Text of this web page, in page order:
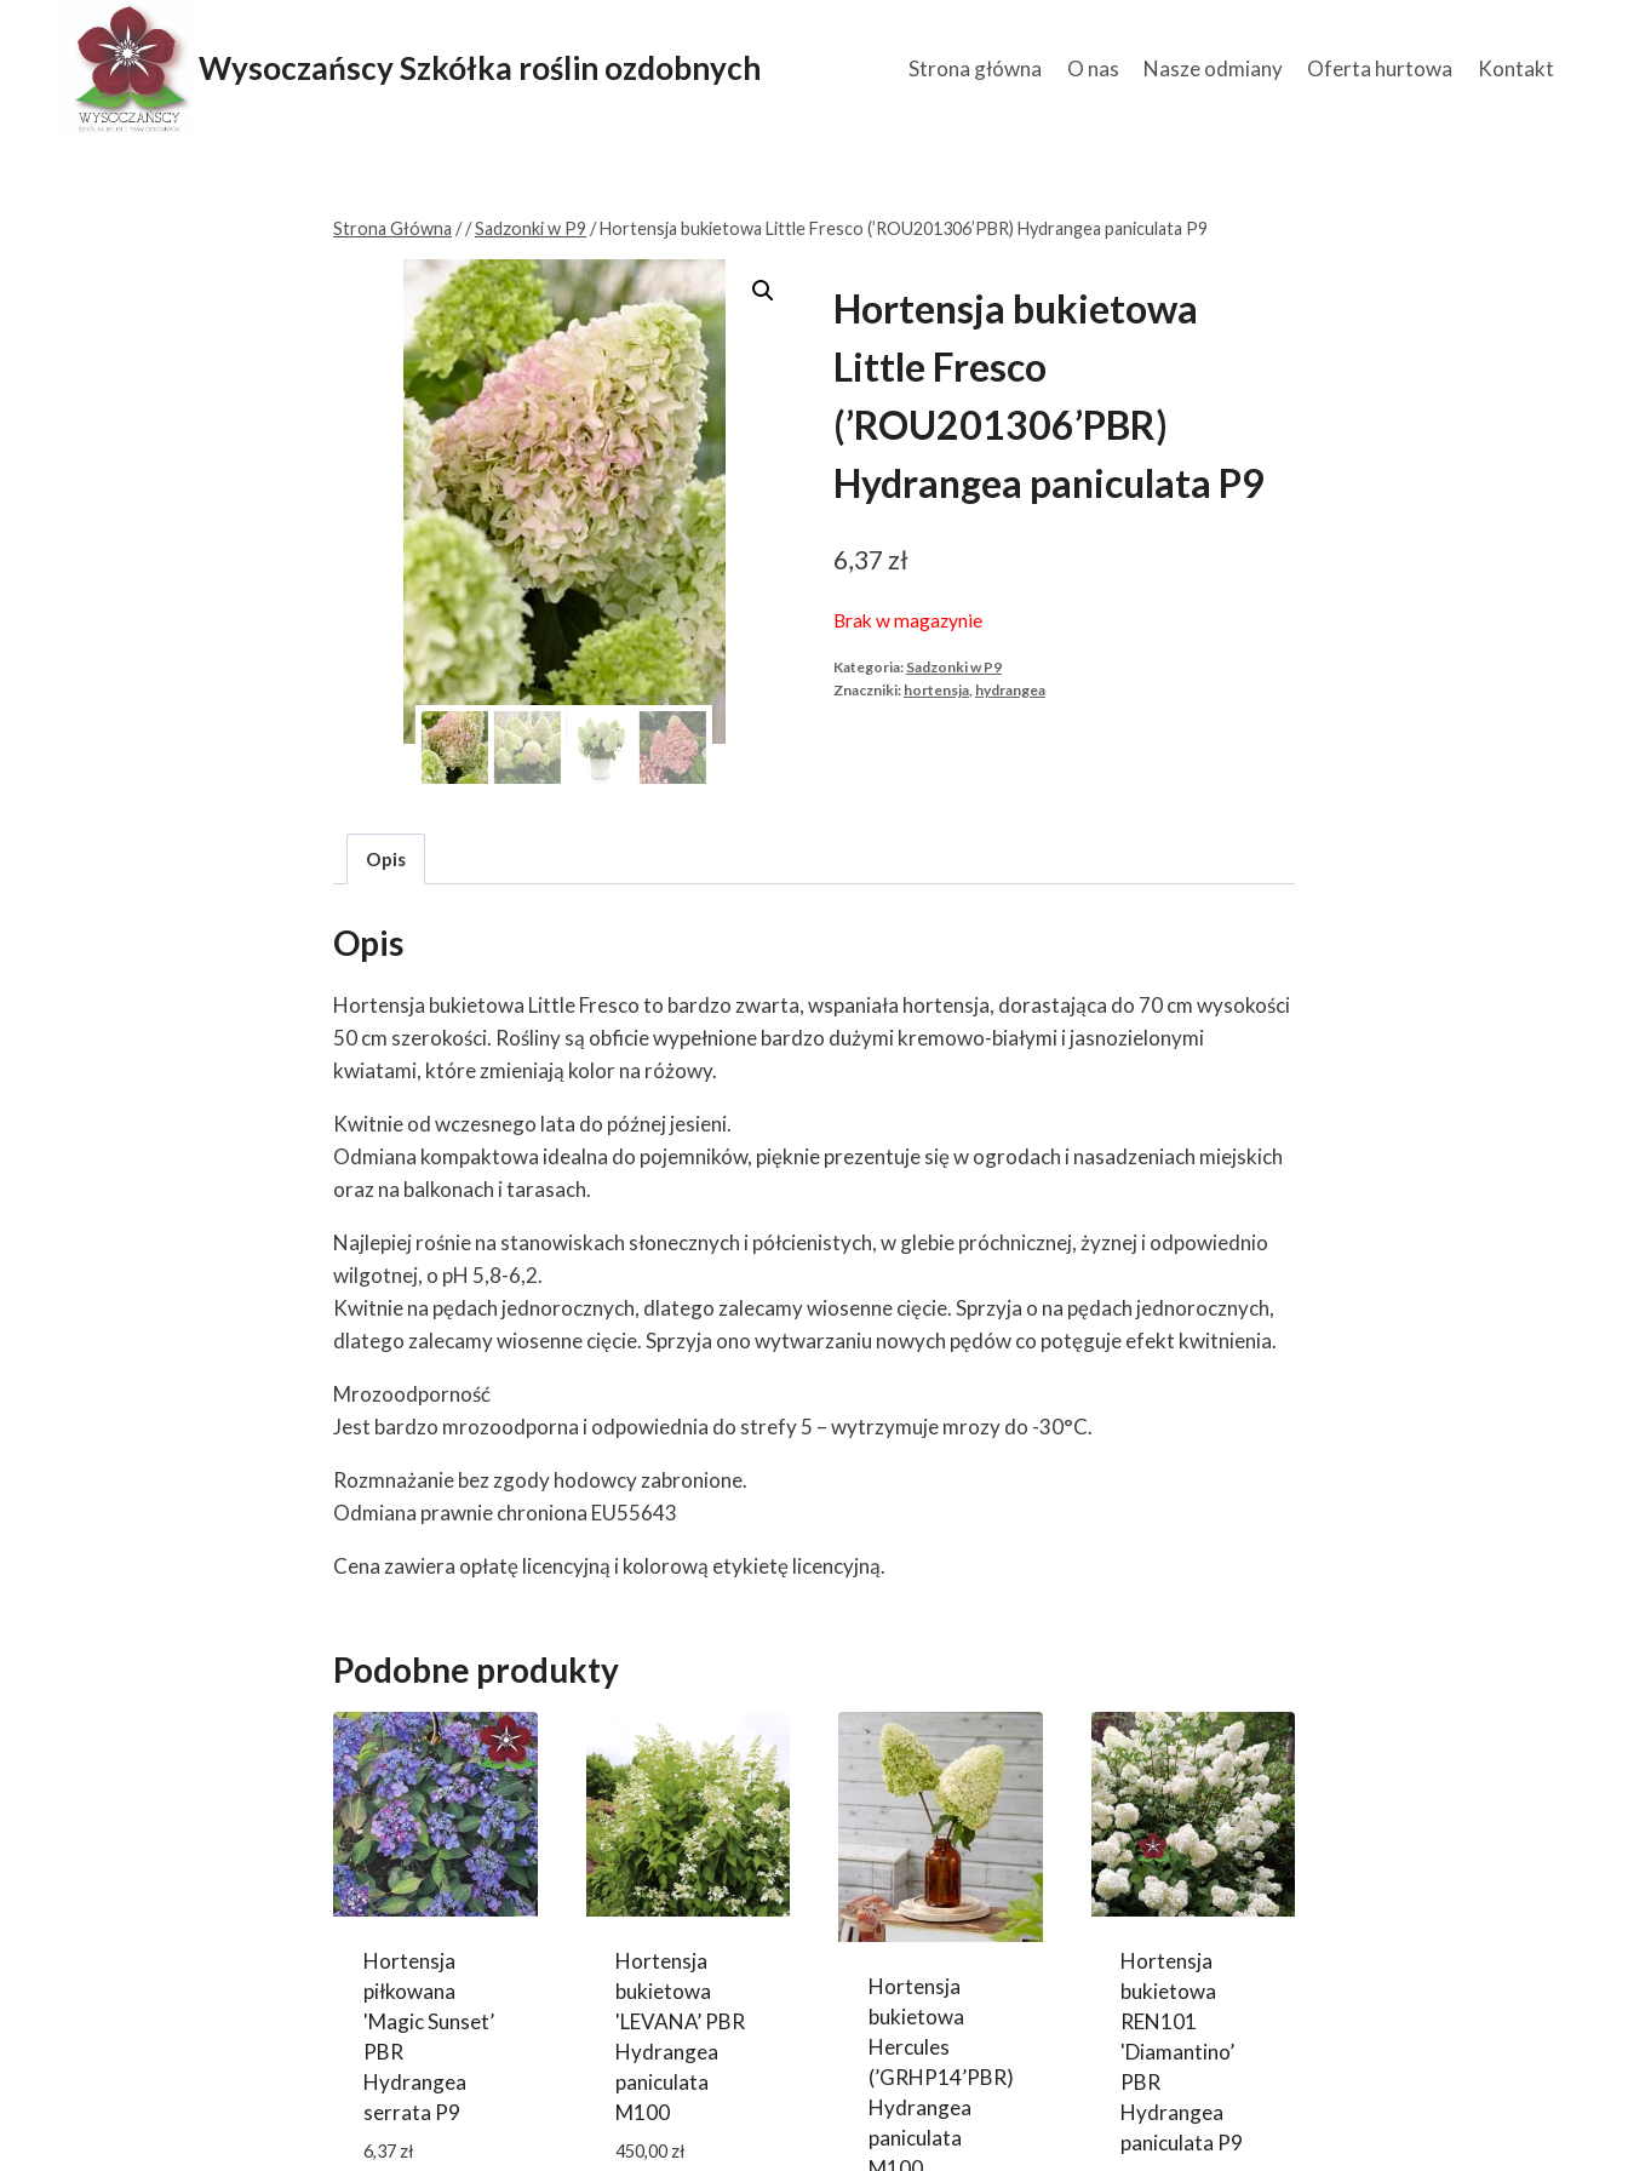
Wysoczańscy Szkółka roślin ozdobnych Strona główna O nas Nasze odmiany Oferta hurtowa Kontakt
Strona Główna //Sadzonki w P9 /Hortensja bukietowa Little Fresco (’ROU201306’PBR) Hydrangea paniculata P9
Hortensja bukietowa
Little Fresco
(’ROU201306’PBR)
Hydrangea paniculata P9
6,37 zł
Brak w magazynie
Kategoria: Sadzonki w P9
Znaczniki: hortensja, hydrangea
Opis
Opis
Hortensja bukietowa Little Fresco to bardzo zwarta, wspaniała hortensja, dorastająca do 70 cm wysokości
50 cm szerokości. Rośliny są obficie wypełnione bardzo dużymi kremowo-białymi i jasnozielonymi
kwiatami, które zmieniają kolor na różowy.
Kwitnie od wczesnego lata do późnej jesieni.
Odmiana kompaktowa idealna do pojemników, pięknie prezentuje się w ogrodach i nasadzeniach miejskich
oraz na balkonach i tarasach.
Najlepiej rośnie na stanowiskach słonecznych i półcienistych, w glebie próchnicznej, żyznej i odpowiednio
wilgotnej, o pH 5,8-6,2.
Kwitnie na pędach jednorocznych, dlatego zalecamy wiosenne cięcie. Sprzyja o na pędach jednorocznych,
dlatego zalecamy wiosenne cięcie. Sprzyja ono wytwarzaniu nowych pędów co potęguje efekt kwitnienia.
Mrozoodporność
Jest bardzo mrozoodporna i odpowiednia do strefy 5 – wytrzymuje mrozy do -30°C.
Rozmnażanie bez zgody hodowcy zabronione.
Odmiana prawnie chroniona EU55643
Cena zawiera opłatę licencyjną i kolorową etykietę licencyjną.
Podobne produkty
Hortensja
piłkowana
'Magic Sunset’
PBR
Hydrangea
serrata P9
6,37 zł
Hortensja
bukietowa
'LEVANA’ PBR
Hydrangea
paniculata
M100
450,00 zł
Hortensja
bukietowa
Hercules
(’GRHP14’PBR)
Hydrangea
paniculata
Hortensja
bukietowa
REN101
'Diamantino’
PBR
Hydrangea
paniculata P9